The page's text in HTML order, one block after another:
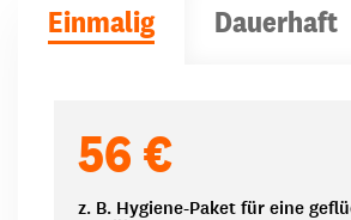
Einmalig Dauerhaft
56 €
z. B. Hygiene-Paket für eine